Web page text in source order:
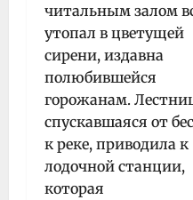
читальным залом
утопал в цветущей
сирени, издавна
полюбившейся
горожанам.
спускавшаяся от
к реке, приводила к
лодочной станции,
которая